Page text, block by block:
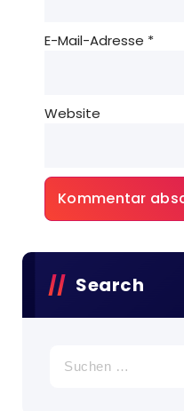
E-Mail-Adresse *
Website
Search